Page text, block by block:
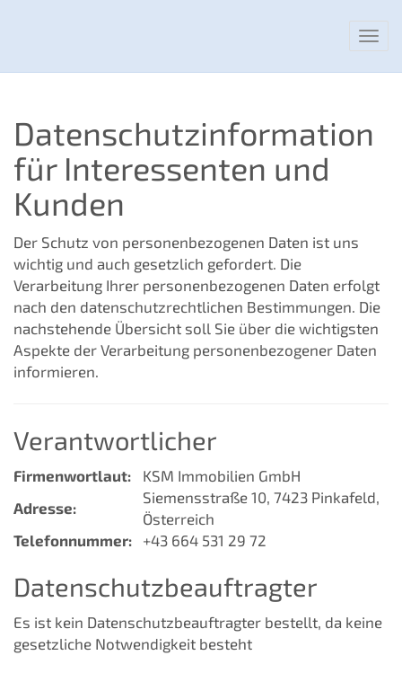
Datenschutzinformation
für Interessenten und
Kunden
Der Schutz von personenbezogenen Daten ist uns
wichtig und auch gesetzlich gefordert. Die
Verarbeitung Ihrer personenbezogenen Daten erfolgt
nach den datenschutzrechtlichen Bestimmungen. Die
nachstehende Übersicht soll Sie über die wichtigsten
Aspekte der Verarbeitung personenbezogener Daten
informieren.
Verantwortlicher
Firmenwortlaut:
KSM Immobilien GmbH
Adresse:
Siemensstraße 10, 7423 Pinkafeld,
Österreich
Telefonnummer:
+43 664 531 29 72
Datenschutzbeauftragter
Es ist kein Datenschutzbeauftragter bestellt, da keine
gesetzliche Notwendigkeit besteht